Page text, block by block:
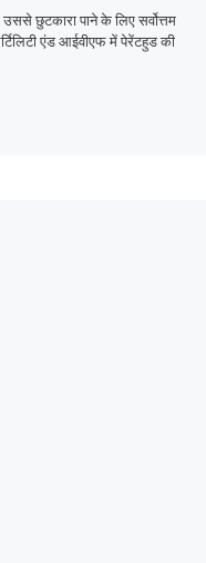
छुटकारा पाने के लिए सर्वोत्तम
एंड आईवीएफ में पेरेंटहुड की